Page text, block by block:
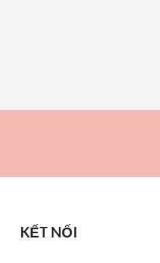
KẾT NỐI